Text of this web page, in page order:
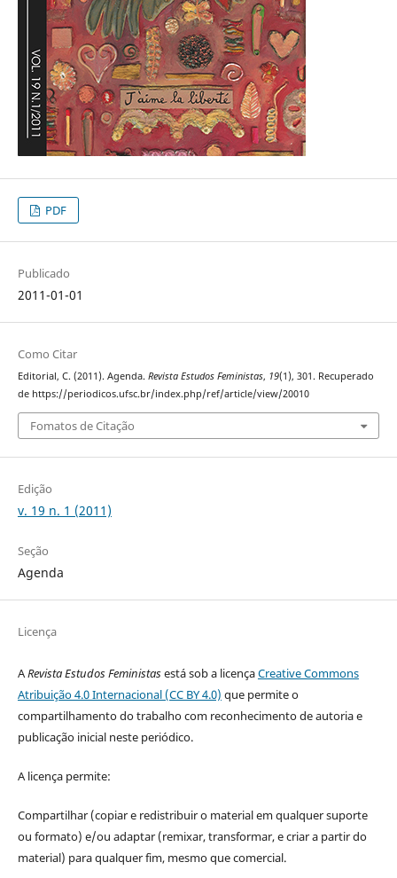
PDF
Publicado
2011-01-01
Como Citar
Editorial, C. (2011). Agenda. Revista Estudos Feministas, 19(1), 301. Recuperado
de https://periodicos.ufsc.br/index.php/ref/article/view/20010
Fomatos de Citação
Edição
v. 19 n. 1 (2011)
Seção
Agenda
Licença
ARevista Estudos Feministasestá sob a licençaCreative Commons
Atribuição 4.0 Internacional (CC BY 4.0) que permite o
compartilhamento do trabalho com reconhecimento de autoria e
publicação inicial neste periódico.
A licença permite:
Compartilhar (copiar e redistribuir o material em qualquer suporte
ou formato) e/ou adaptar (remixar, transformar, e criar a partir do
material) para qualquer fim, mesmo que comercial.